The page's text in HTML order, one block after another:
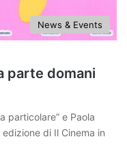
News & Events
parte domani
particolare” e Paola
di Il Cinema in